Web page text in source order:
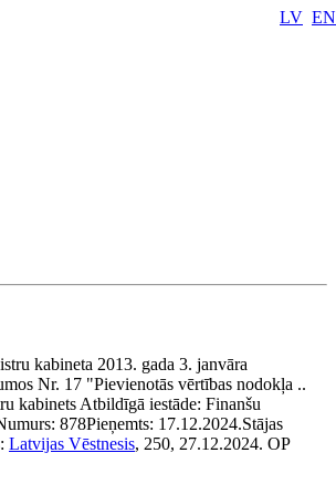
LV EN
kabineta 2013. gada 3. janvāra
Nr. 17 "Pievienotās vērtības nodokļa ..
kabinets Atbildīgā iestāde: Finanšu
878Pieņemts: 17.12.2024.Stājas
Latvijas Vēstnesis, 250, 27.12.2024. OP